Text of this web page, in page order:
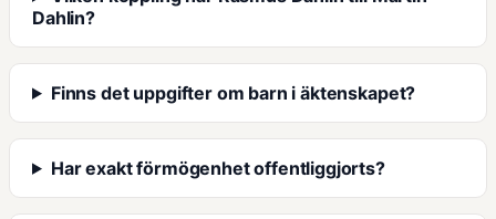
Dahlin?
Finns det uppgifter om barn i äktenskapet?
Har exakt förmögenhet offentliggjorts?